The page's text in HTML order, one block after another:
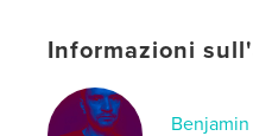
LinguaEnglish
Parole chiave
surrealism street
Informazioni